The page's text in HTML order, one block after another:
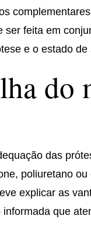
feita em
e o estado
do
das
poliuretano
explicar as
que